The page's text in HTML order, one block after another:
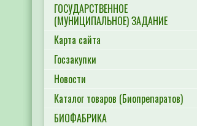
ГОСУДАРСТВЕННОЕ
(МУНИЦИПАЛЬНОЕ) ЗАДАНИЕ
Карта сайта
Госзакупки
Новости
Каталог товаров (Биопрепаратов)
БИОФАБРИКА